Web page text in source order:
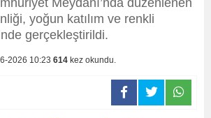
Meydanı’nda düzenlenen
yoğun katılım ve renkli
gerçekleştirildi.
2026 10:23 614 kez okundu.